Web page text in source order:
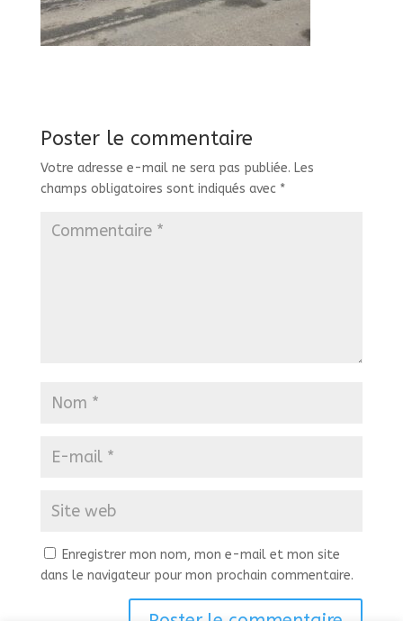
Poster le commentaire
Votre adresse e-mail ne sera pas publiée. Les
champs obligatoires sont indiqués avec *
Enregistrer mon nom, mon e-mail et mon site
dans le navigateur pour mon prochain commentaire.